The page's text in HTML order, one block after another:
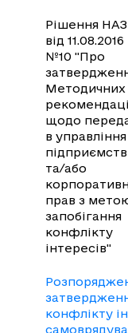
Рішення
від 11.08.2016
№10 "Про
Методичних
щодо
в управління
підприємств
та/або
прав з
запобігання
конфлікту
інтересів"
конфлікту